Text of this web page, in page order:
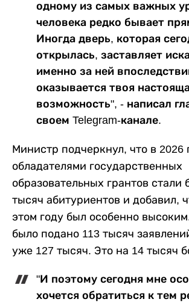
одному из самых важных
человека редко бывает
Иногда дверь, которая
открылась, заставляет
именно за ней
оказывается твоя
возможность", - написал
своем Telegram-канале.
Министр подчеркнул, что в 2026
обладателями государственных
образовательных грантов стали
тысяч абитуриентов и добавил,
этом году был особенно
было подано 113 тысяч
уже 127 тысяч. Это на 14 тысяч
"И поэтому сегодня мне
хочется обратиться к тем